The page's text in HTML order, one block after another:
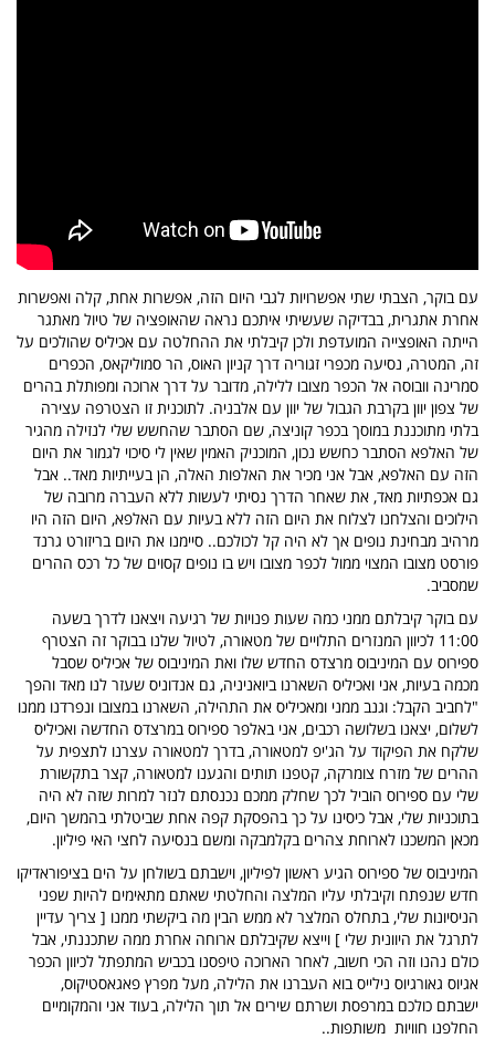
עם בוקר, הצבתי שתי אפשרויות לגבי היום הזה, אפשרות אחת, קלה ואפשרות
אחרת אתגרית, בבדיקה שעשיתי איתכם נראה שהאופציה של טיול מאתגר
הייתה האופצייה המועדפת ולכן קיבלתי את ההחלטה עם אכיליס שהולכים על
זה, המטרה, נסיעה מכפרי זגוריה דרך קניון האוס, הר סמוליקאס, הכפרים
סמרינה וובוסה אל הכפר מצובו ללילה, מדובר על דרך ארוכה ומפותלת בהרים
של צפון יוון בקרבת הגבול של יוון עם אלבניה. לתוכנית זו הצטרפה עצירה
בלתי מתוכננת במוסך בכפר קוניצה, שם הסתבר שהחשש שלי לנזילה מהגיר
של האלפא הסתבר כחשש נכון, המוכניק האמין שאין לי סיכוי לגמור את היום
הזה עם האלפא, אבל אני מכיר את האלפות האלה, הן בעייתיות מאד.. אבל
גם אכפתיות מאד, את שאחר הדרך נסיתי לעשות ללא העברה מרובה של
הילוכים והצלחנו לצלוח את היום הזה ללא בעיות עם האלפא, היום הזה היו
מרהיב מבחינת נופים אך לא היה קל לכולכם.. סיימנו את היום בריזורט גרנד
פורסט מצובו המצוי ממול לכפר מצובו ויש בו נופים קסוים של כל רכס ההרים
שמסביב.
עם בוקר קיבלתם ממני כמה שעות פנויות של רגיעה ויצאנו לדרך בשעה
11:00 לכיוון המנזרים התלויים של מטאורה, לטיול שלנו בבוקר זה הצטרף
ספירוס עם המיניבוס מרצדס החדש שלו ואת המיניבוס של אכיליס שסבל
מכמה בעיות, אני ואכיליס השארנו ביואניניה, גם אנדוניס שעזר לנו מאד והפך
"לחביב הקבל: וגנב ממני ומאכיליס את התהילה, השארנו במצובו ונפרדנו ממנו
לשלום, יצאנו בשלושה רכבים, אני באלפר ספירוס במרצדס החדשה ואכיליס
שלקח את הפיקוד על הג'יפ למטאורה, בדרך למטאורה עצרנו לתצפית על
ההרים של מזרח צומרקה, קטפנו תותים והגענו למטאורה, קצר בתקשורת
שלי עם ספירוס הוביל לכך שחלק ממכם נכנסתם לנזר למרות שזה לא היה
בתוכניות שלי, אבל כיסינו על כך בהפסקת קפה אחת שביטלתי בהמשך היום,
מכאן המשכנו לארוחת צהרים בקלמבקה ומשם בנסיעה לחצי האי פיליון.
המיניבוס של ספירוס הגיע ראשון לפיליון, וישבתם בשולחן על הים בציפוראדיקו
חדש שנפתח וקיבלתי עליו המלצה והחלטתי שאתם מתאימים להיות שפני
הניסיונות שלי, בתחלס המלצר לא ממש הבין מה ביקשתי ממנו [ צריך עדיין
לתרגל את היוונית שלי ] וייצא שקיבלתם ארוחה אחרת ממה שתכננתי, אבל
כולם נהנו וזה הכי חשוב, לאחר הארוכה טיפסנו בכביש המתפתל לכיוון הכפר
אגיוס גאורגיוס נילייס בוא העברנו את הלילה, מעל מפרץ פאגאסטיקוס,
ישבתם כולכם במרפסת ושרתם שירים אל תוך הלילה, בעוד אני והמקומיים
החלפנו חוויות משותפות..